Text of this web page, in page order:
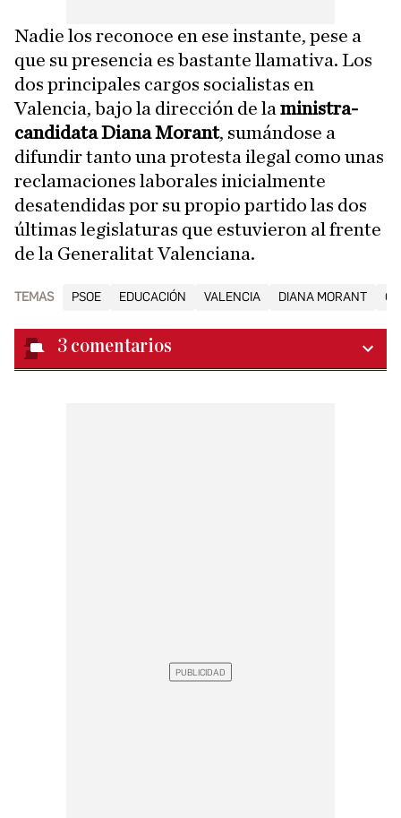
Nadie los reconoce en ese instante, pese a
que su presencia es bastante llamativa. Los
dos principales cargos socialistas en
Valencia, bajo la dirección de la ministra-
candidata Diana Morant, sumándose a
difundir tanto una protesta ilegal como unas
reclamaciones laborales inicialmente
desatendidas por su propio partido las dos
últimas legislaturas que estuvieron al frente
de la Generalitat Valenciana.
TEMAS PSOE EDUCACIÓN VALENCIA DIANA MORANT
3 comentarios